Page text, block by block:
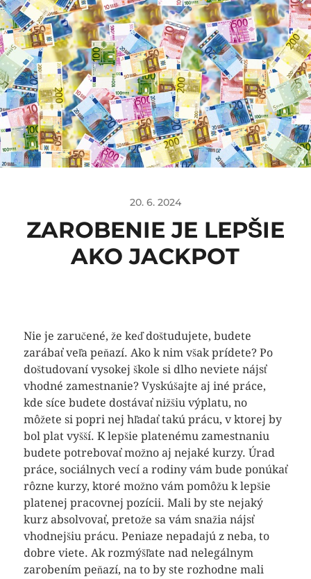
20. 6. 2024
ZAROBENIE JE LEPŠIE
AKO JACKPOT
Nie je zaručené, že keď doštudujete, budete
zarábať veľa peňazí. Ako k nim však prídete? Po
doštudovaní vysokej škole si dlho neviete nájsť
vhodné zamestnanie? Vyskúšajte aj iné práce,
kde síce budete dostávať nižšiu výplatu, no
môžete si popri nej hľadať takú prácu, v ktorej by
bol plat vyšší. K lepšie platenému zamestnaniu
budete potrebovať možno aj nejaké kurzy. Úrad
práce, sociálnych vecí a rodiny vám bude ponúkať
rôzne kurzy, ktoré možno vám pomôžu k lepšie
platenej pracovnej pozícii. Mali by ste nejaký
kurz absolvovať, pretože sa vám snažia nájsť
vhodnejšiu prácu. Peniaze nepadajú z neba, to
dobre viete. Ak rozmýšľate nad nelegálnym
zarobením peňazí, na to by ste rozhodne mali